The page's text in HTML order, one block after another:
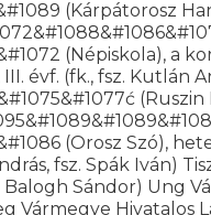
(Kárpátorosz
(Népiskola), a
évf. (fk., fsz. Kutlán
(Orosz Szó),
fsz. Spák Iván)
Balogh Sándor) Ung
Vármegye Hivatalos